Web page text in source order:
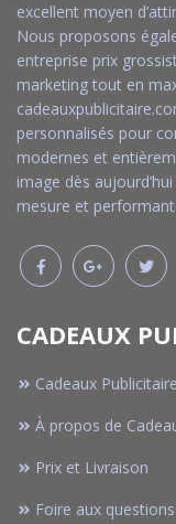
excellent moyen
Nous proposons
entreprise prix
marketing tout en
personnalisés pour
modernes et
image dès
mesure et
CADEAUX
Cadeaux
À propos de
Prix et Livraison
Foire aux